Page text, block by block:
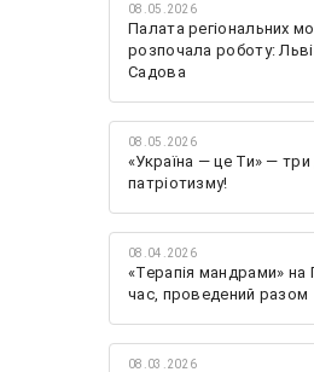
08.05.2026
Палата регіональних
розпочала роботу:
Садова
08.05.2026
«Україна — це Ти» — три
патріотизму!
08.04.2026
«Терапія мандрами» на
час, проведений разом
08.03.2026